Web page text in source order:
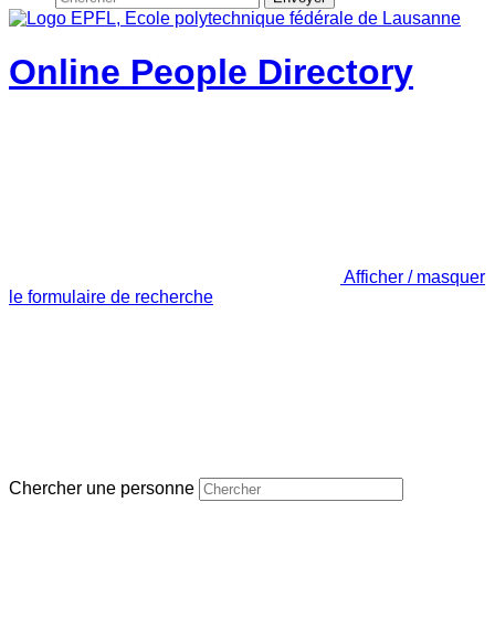
Online People Directory
Afficher / masquer
le formulaire de recherche
Chercher une personne